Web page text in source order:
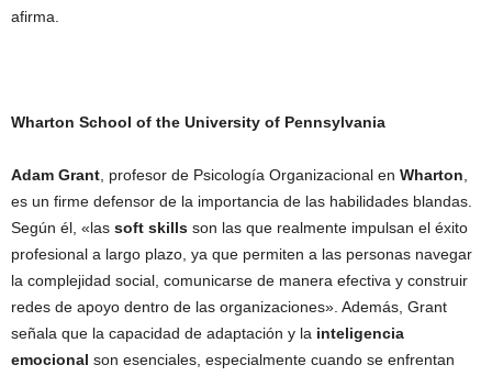
afirma.
Wharton School of the University of Pennsylvania
Adam Grant , profesor de Psicología Organizacional en Wharton
es un firme defensor de la importancia de las habilidades blandas.
Según él, «las soft skills son las que realmente impulsan el éxito
profesional a largo plazo, ya que permiten a las personas navegar
la complejidad social, comunicarse de manera efectiva y construir
redes de apoyo dentro de las organizaciones». Además, Grant
señala que la capacidad de adaptación y la inteligencia
emocional son esenciales, especialmente cuando se enfrentan